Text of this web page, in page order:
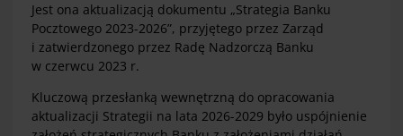
Jest ona aktualizacją dokumentu „Strategia Banku
Pocztowego 2023-2026”, przyjętego przez Zarząd
i zatwierdzonego przez Radę Nadzorczą Banku
w czerwcu 2023 r.
Kluczową przesłanką wewnętrzną do opracowania
aktualizacji Strategii na lata 2026-2029 było uspójnienie